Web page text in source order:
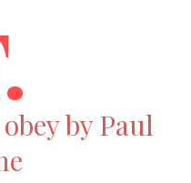
by Paul